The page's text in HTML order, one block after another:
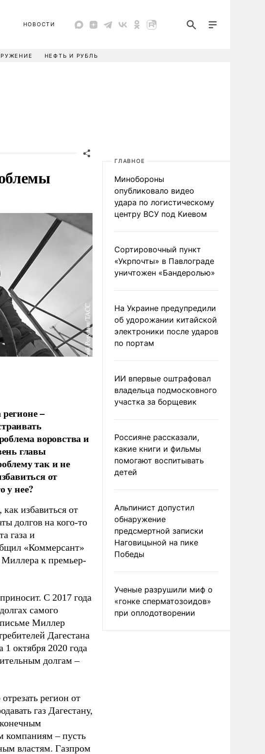
НОВОСТИ
НЕФТЬ И РУБЛЬ
–
воровства и
главы
так и не
от
у нее?
избавиться от
долгов на кого-то
газа и
«Коммерсант»
Миллера к премьер-
С 2017 года
самого
письме Миллер
Дагестана
октября 2020 года
долгам –
регион от
газ Дагестану,
компаниям – пусть
властям. Газпром
ГЛАВНОЕ
Минобороны
опубликовало видео
удара по логистическому
центру ВСУ под Киевом
Сортировочный пункт
«Укрпочты» в Павлограде
уничтожен «Бандеролью»
На Украине предупредили
об удорожании китайской
электроники после ударов
по портам
ИИ впервые оштрафовал
владельца подмосковного
участка за борщевик
Россияне рассказали,
какие книги и фильмы
помогают воспитывать
детей
Альпинист допустил
обнаружение
предсмертной записки
Наговицыной на пике
Победы
Ученые разрушили миф о
«гонке сперматозоидов»
при оплодотворении